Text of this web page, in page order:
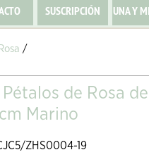
SUSCRIPCIÓN UNA Y
/
Pétalos de Rosa
Marino
ZHS0004-19